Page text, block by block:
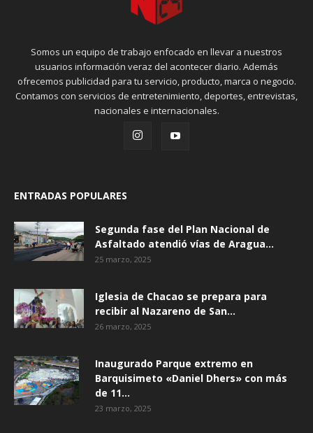
Somos un equipo de trabajo enfocado en llevar a nuestros
usuarios información veraz del acontecer diario. Además
ofrecemos publicidad para tu servicio, producto, marca o negocio.
Contamos con servicios de entretenimiento, deportes, entrevistas,
nacionales e internacionales.
ENTRADAS POPULARES
Segunda fase del Plan Nacional de
Asfaltado atendió vías de Aragua...
25 marzo, 2025
Iglesia de Chacao se prepara para
recibir al Nazareno de San...
26 marzo, 2025
Inaugurado Parque extremo en
Barquisimeto «Daniel Dhers» con más
de 11...
23 marzo, 2025